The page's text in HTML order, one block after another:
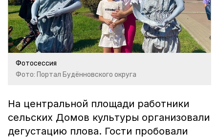
Фотосессия
Фото: Портал Будённовского округа
На центральной площади работники
сельских Домов культуры организовали
дегустацию плова. Гости пробовали